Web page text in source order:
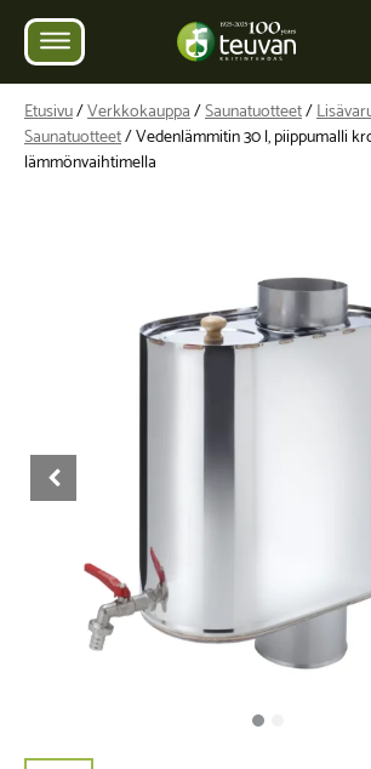
Etusivu/Verkkokauppa/Saunatuotteet/
Saunatuotteet/ Vedenlämmitin 30 l, piippumalli
lämmönvaihtimella